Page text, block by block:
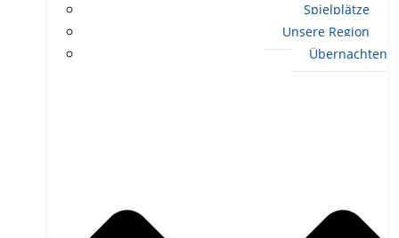
Spielplätze
Unsere Region
Übernachten